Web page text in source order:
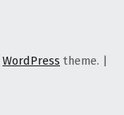
WordPress theme.